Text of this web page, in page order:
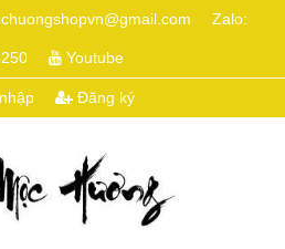
Zalo:
Youtube
Đăng ký